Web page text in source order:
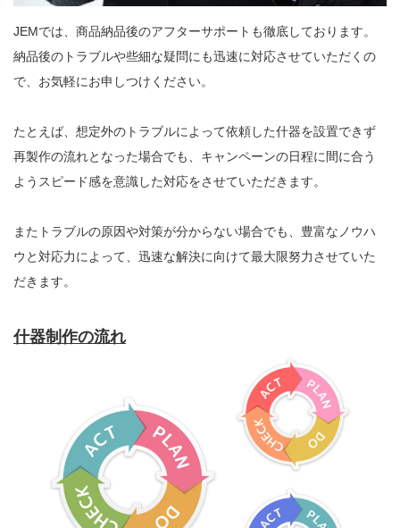
JEMでは、商品納品後のアフターサポートも徹底しております。
納品後のトラブルや些細な疑問にも迅速に対応させていただくの
で、お気軽にお申しつけください。
たとえば、想定外のトラブルによって依頼した什器を設置できず
再製作の流れとなった場合でも、キャンペーンの日程に間に合う
ようスピード感を意識した対応をさせていただきます。
またトラブルの原因や対策が分からない場合でも、豊富なノウハ
ウと対応力によって、迅速な解決に向けて最大限努力させていた
だきます。
什器制作の流れ